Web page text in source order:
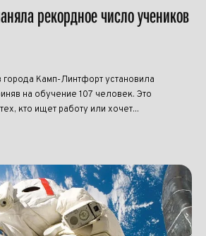
рекордное число учеников
города Камп-Линтфорт установила
на обучение 107 человек. Это
кто ищет работу или хочет...